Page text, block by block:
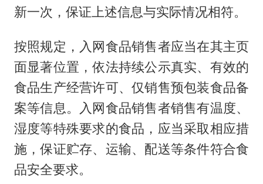
新一次，保证上述信息与实际情况相符。
按照规定，入网食品销售者应当在其主页
面显著位置，依法持续公示真实、有效的
食品生产经营许可、仅销售预包装食品备
案等信息。入网食品销售者销售有温度、
湿度等特殊要求的食品，应当采取相应措
施，保证贮存、运输、配送等条件符合食
品安全要求。